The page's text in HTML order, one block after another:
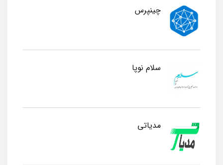
چینپرس
سلام نوپا
مدیاتی